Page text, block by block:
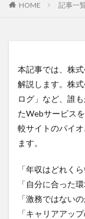
HOME 記事一
本記事では、株
解説します。株
ログ」など、誰
たWebサービス
較サイトのパイ
ます。
「年収はどれくら
「自分に合った
「激務ではないの
「キャリアアッ